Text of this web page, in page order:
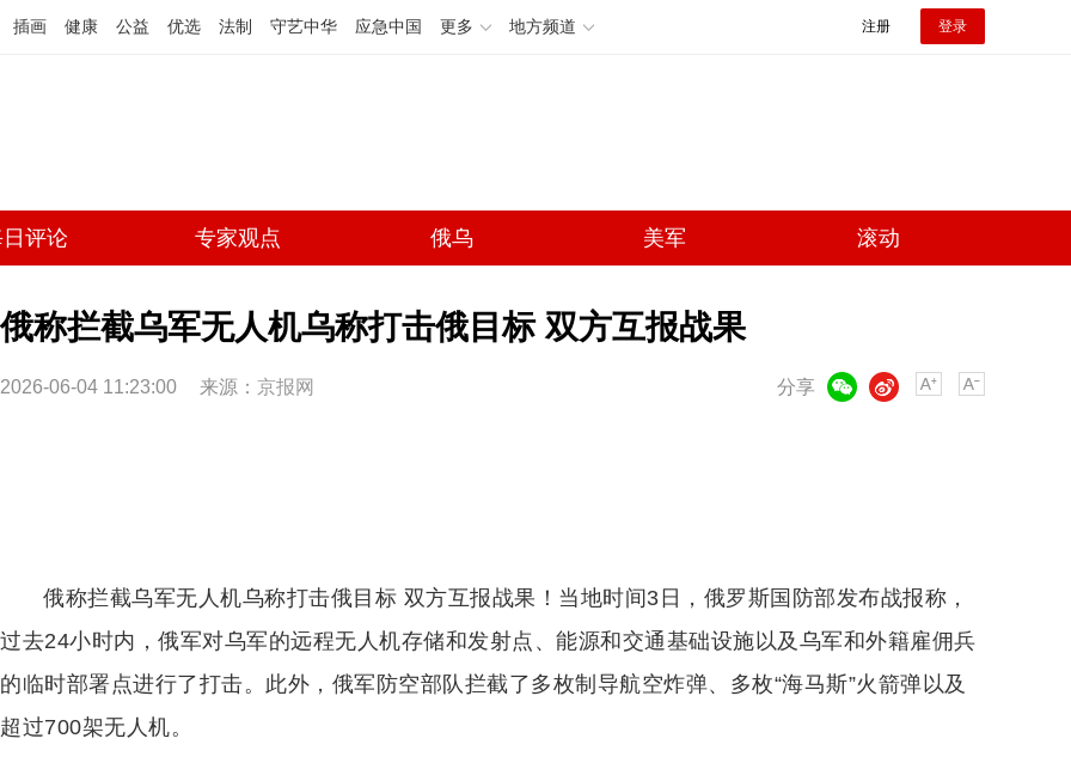
插画 健康 公益 优选 法制 守艺中华 应急中国 更多 地方频道 注册 登录
评论 专家观点 俄乌 美军 滚动
俄称拦截乌军无人机乌称打击俄目标 双方互报战果
2026-06-04 11:23:00 来源： 京报网 分享
微博
俄称拦截乌军无人机乌称打击俄目标 双方互报战果！当地时间3日，俄罗斯国防部发布战报称，
过去24小时内，俄军对乌军的远程无人机存储和发射点、能源和交通基础设施以及乌军和外籍雇佣兵
的临时部署点进行了打击。此外，俄军防空部队拦截了多枚制导航空炸弹、多枚“海马斯”火箭弹以及
超过700架无人机。